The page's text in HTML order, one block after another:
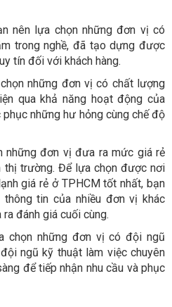
nên lựa chọn những đơn vị có
trong nghề, đã tạo dựng được
tín đối với khách hàng.
những đơn vị có chất lượng
qua khả năng hoạt động của
những hư hỏng cùng chế độ
những đơn vị đưa ra mức giá rẻ
thị trường. Để lựa chọn được nơi
giá rẻ ở TPHCM tốt nhất, bạn
tin của nhiều đơn vị khác
đánh giá cuối cùng.
chọn những đơn vị có đội ngũ
ngũ kỹ thuật làm việc chuyên
để tiếp nhận nhu cầu và phục